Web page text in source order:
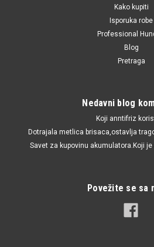
Kako kupiti
Isporuka robe
Professional
Blog
Pretraga
Nedavni blog
Koji anntifriz
Dotrajala metlica brisaca,ostavlja
Savet za kupovinu akumulatora.Koji
Povežite se sa